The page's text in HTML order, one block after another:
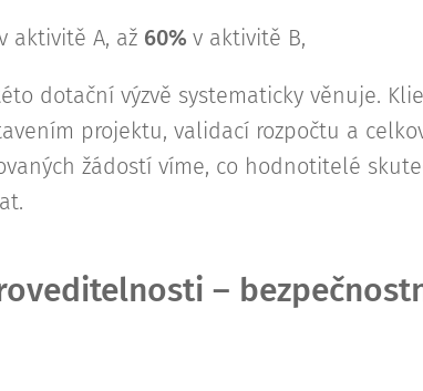
aktivitě A, až 60% v aktivitě B,
dotační výzvě systematicky věnuje.
projektu, validací rozpočtu a
žádostí víme, co hodnotitelé
–